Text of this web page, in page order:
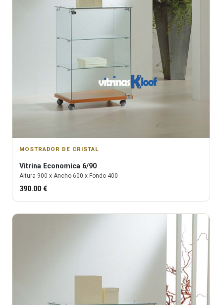
MOSTRADOR DE CRISTAL
Vitrina Economica 6/90
Altura 900 x Ancho 600 x Fondo 400
390.00 €